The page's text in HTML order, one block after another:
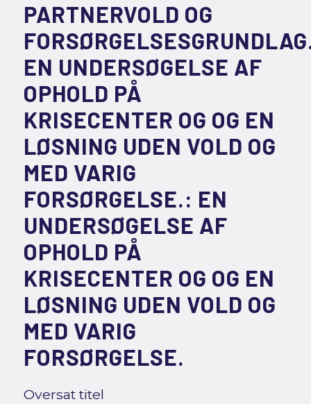
PARTNERVOLD OG
EN UNDERSØGELSE AF
OPHOLD PÅ
KRISECENTER OG OG EN
LØSNING UDEN VOLD OG
MED VARIG
FORSØRGELSE.: EN
UNDERSØGELSE AF
OPHOLD PÅ
KRISECENTER OG OG EN
LØSNING UDEN VOLD OG
MED VARIG
FORSØRGELSE.
Oversat titel